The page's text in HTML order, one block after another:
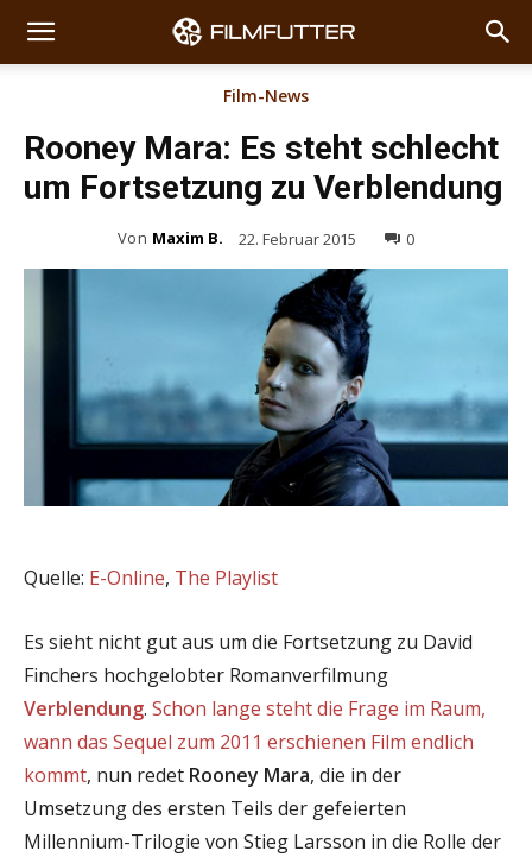
Film-News
Rooney Mara: Es steht schlecht
um Fortsetzung zu Verblendung
Von Maxim B. 22. Februar 2015 0
Quelle: E-Online, The Playlist
Es sieht nicht gut aus um die Fortsetzung zu David
Finchers hochgelobter Romanverfilmung
Verblendung. Schon lange steht die Frage im Raum,
wann das Sequel zum 2011 erschienen Film endlich
kommt, nun redet Rooney Mara, die in der
Umsetzung des ersten Teils der gefeierten
Millennium-Trilogie von Stieg Larsson in die Rolle der